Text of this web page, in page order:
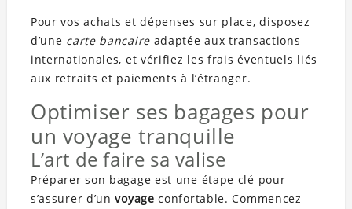
Pour vos achats et dépenses sur place, disposez
d’une carte bancaireadaptée aux transactions
internationales, et vérifiez les frais éventuels liés
aux retraits et paiements à l’étranger.
Optimiser ses bagages pour
un voyage tranquille
L’art de faire sa valise
Préparer son bagage est une étape clé pour
s’assurer d’unvoyage confortable. Commencez